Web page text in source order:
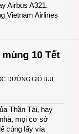
Airbus A321.
Vietnam Airlines
10 Tết
ĐƯỜNG GIÓ BỤI ,
Thần Tài, hay
mọi cơ sở
cúng lấy vía